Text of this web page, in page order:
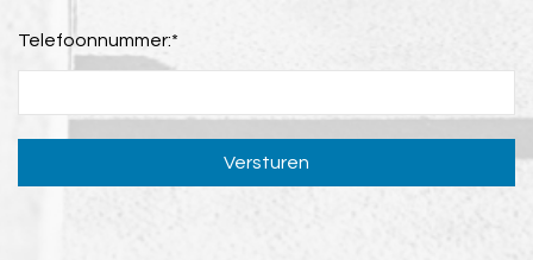
Telefoonnummer:*
Versturen